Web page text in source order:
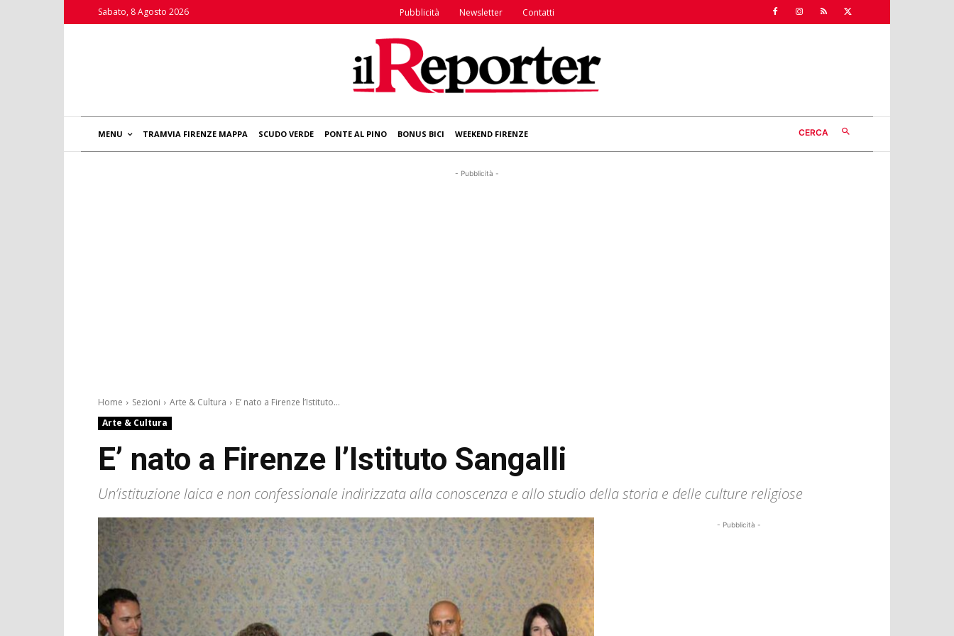
Sabato, 8 Agosto 2026 Pubblicità Newsletter Contatti
MENU TRAMVIA FIRENZE MAPPA SCUDO VERDE PONTE AL PINO BONUS BICI WEEKEND FIRENZE CERCA
- Pubblicità -
Home Sezioni Arte & Cultura
E’ nato a Firenze l’Istituto...
Arte & Cultura
E’ nato a Firenze l’Istituto Sangalli
Un’istituzione laica e non confessionale indirizzata alla conoscenza e allo studio della storia e delle culture religiose
- Pubblicità -